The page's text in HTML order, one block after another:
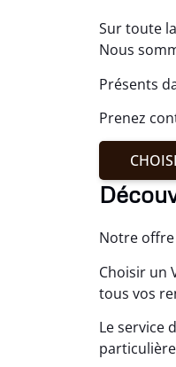
Sur toute
Nous
Présents
Prenez
Notre offre
Choisir un
tous vos
Le service